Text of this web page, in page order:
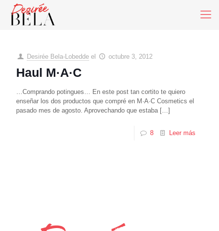
Desirée Bela-Lobedde el octubre 3, 2012
Haul M·A·C
…Comprando potingues… En este post tan cortito te quiero
enseñar los dos productos que compré en M·A·C Cosmetics el
pasado mes de agosto. Aprovechando que estaba[…]
8 Leer más